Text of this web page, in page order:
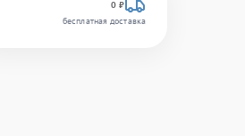
0 ₽
бесплатная доставка